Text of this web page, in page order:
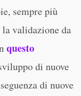
sempre più
la validazione da
questo
di nuove
di nuove